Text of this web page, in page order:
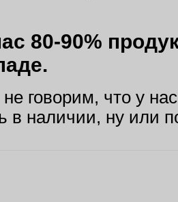
80-90%
говорим, что у
в наличии, ну или